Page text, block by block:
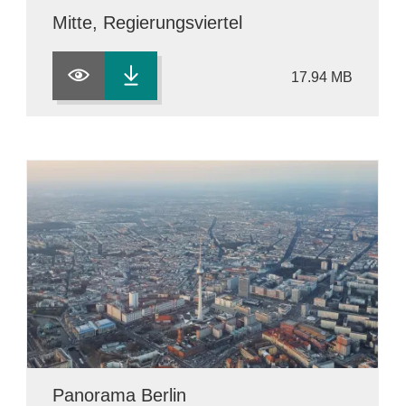
Mitte, Regierungsviertel
17.94 MB
Panorama Berlin